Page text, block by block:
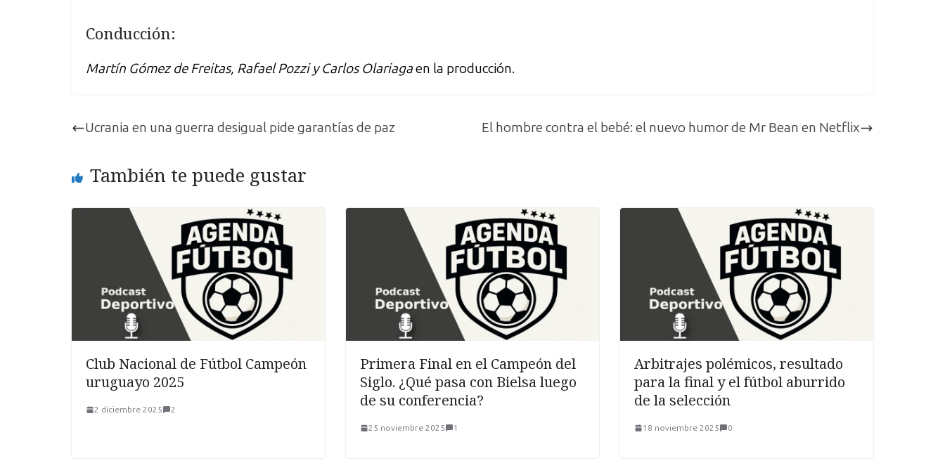
Conducción:
Martín Gómez de Freitas, Rafael Pozzi y Carlos Olariagaen la producción.
Ucrania en una guerra desigual pide garantías de paz El hombre contra el bebé: el nuevo humor de Mr Bean en Netflix
También te puede gustar
Club Nacional de Fútbol Campeón
uruguayo 2025
2 diciembre 2025 2
Primera Final en el Campeón del
Siglo. ¿Qué pasa con Bielsa luego
de su conferencia?
25 noviembre 2025 1
Arbitrajes polémicos, resultado
para la final y el fútbol aburrido
de la selección
18 noviembre 2025 0